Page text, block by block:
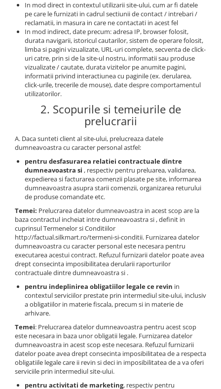
In mod direct in contextul utilizarii site-ului, cum ar fi datele
pe care le furnizati in cadrul sectiunii de contact / intrebari /
reclamatii, in masura in care ne contactati in acest fel
In mod indirect, date precum: adresa IP, browser folosit,
durata navigarii, istoricul cautarilor, sistem de operare folosit,
limba si pagini vizualizate, URL-uri complete, secventa de click-
uri catre, prin si de la site-ul nostru, informatii sau produse
vizualizate / cautate, durata vizitelor pe anumite pagini,
informatii privind interactiunea cu paginile (ex. derularea,
click-urile, trecerile de mouse), date despre comportamentul
utilizatorilor.
2. Scopurile si temeiurile de
prelucrarii
A. Daca sunteti client al site-ului, prelucreaza datele
dumneavoastra cu caracter personal astfel:
pentru desfasurarea relatiei contractuale dintre
dumneavoastra si , respectiv pentru preluarea, validarea,
expedierea si facturarea comenzii plasate pe site, informarea
dumneavoastra asupra starii comenzii, organizarea returului
de produse comandate etc.
Temei: Prelucrarea datelor dumneavoastra in acest scop are la
baza contractul incheiat intre dumneavoastra si , definit in
cuprinsul Termenelor si Conditiilor
http://factual.silkmart.ro/termeni-si-conditii. Furnizarea datelor
dumneavoastra cu caracter personal este necesara pentru
executarea acestui contract. Refuzul furnizarii datelor poate avea
drept consecinta imposibilitatea derularii raporturilor
contractuale dintre dumneavoastra si .
pentru indeplinirea obligatiilor legale ce revin in
contextul serviciilor prestate prin intermediul site-ului, inclusiv
a obligatiilor in materie fiscala, precum si in materie de
arhivare.
Temei: Prelucrarea datelor dumneavoastra pentru acest scop
este necesara in baza unor obligatii legale. Furnizarea datelor
dumneavoastra in acest scop este necesara. Refuzul furnizarii
datelor poate avea drept consecinta imposibilitatea de a respecta
obligatiile legale care ii revin si deci in imposibilitatea de a va oferi
serviciile prin intermediul site-ului.
pentru activitati de marketing, respectiv pentru